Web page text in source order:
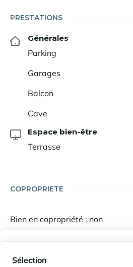
Sélection
PRESTATIONS
Générales
Parking
Garages
Balcon
Cave
Espace bien-être
Terrasse
COPROPRIETE
Bien en copropriété : non
LA DESTINATION